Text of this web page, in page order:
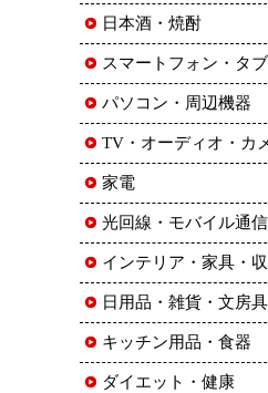
日本酒・焼酎
スマートフォン・タ
パソコン・周辺機器
TV・オーディオ・カ
家電
光回線・モバイル通信
インテリア・家具・
日用品・雑貨・文房
キッチン用品・食器
ダイエット・健康